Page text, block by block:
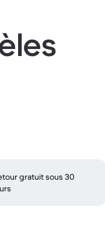
gratuit sous 30